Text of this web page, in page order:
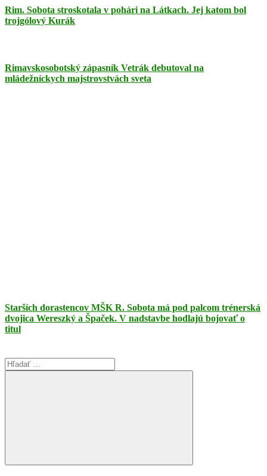
Rim. Sobota stroskotala v pohári na Látkach. Jej katom bol
trojgólový Kurák
Rimavskosobotský zápasník Vetrák debutoval na
mládežníckych majstrovstvách sveta
Starších dorastencov MŠK R. Sobota má pod palcom trénerská
dvojica Wereszký a Špaček. V nadstavbe hodlajú bojovať o
titul
Search
for:
Search